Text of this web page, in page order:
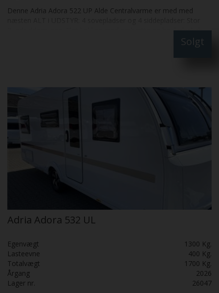
Denne Adria Adora 522 UP Alde Centralvarme er med med
Rundsiddegruppe, Flot køkken med emhætte og høj køleskab,
Stor dobbeltseng, Badeværelse med bruser og bruseforhæng,
Clesana C1 toilet miljøvenlig, Alde Centralvarme, Enduro Mover,
Solgt
Adria Adora 532 UL
Egenvægt
1300 Kg.
Lasteevne
400 Kg.
Totalvægt
1700 Kg.
Årgang
2026
Lager nr.
26047